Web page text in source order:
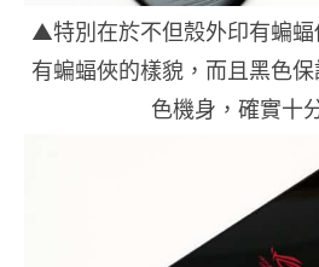
▲特別在於不但殼外印有蝙
有蝙蝠俠的樣貌，而且黑色
色機身，確實十